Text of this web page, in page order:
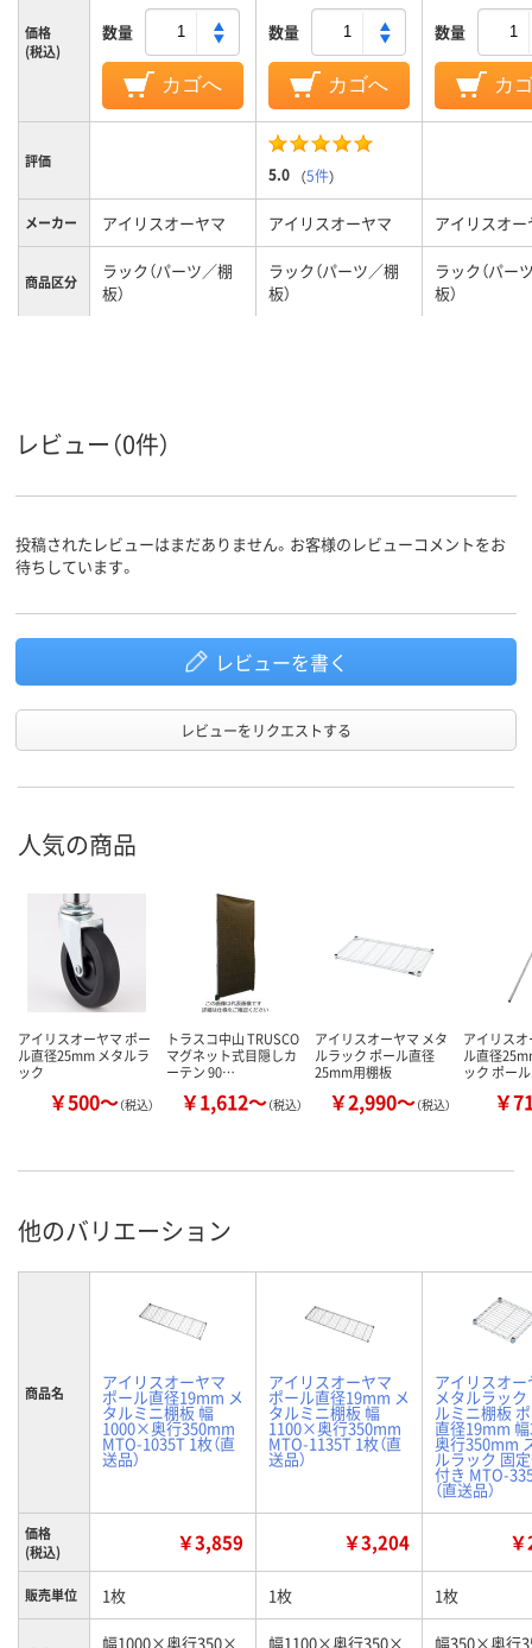
価格
(税込)
数量
カゴへ
数量
カゴへ
数量
カ
評価
5.0 （5件）
メーカー アイリスオーヤマ アイリスオーヤマ アイリスオー
商品区分
ラック（パーツ／棚
板）
ラック（パーツ／棚
板）
ラック（パー
板）
レビュー（0件）
投稿されたレビューはまだありません。お客様のレビューコメントをお
待ちしています。
レビューを書く
レビューをリクエストする
人気の商品
アイリスオーヤマ ポー
ル直径25mm メタルラ
ック
￥500～（税込）
トラスコ中山 TRUSCO
マグネット式目隠しカ
ーテン 90…
￥1,612～（税込）
アイリスオーヤマ メタ
ルラック ポール直径
25mm用棚板
￥2,990～（税込）
アイリス
ル直径
ック ポー
￥
他のバリエーション
商品名 アイリスオーヤマ
ポール直径19mm メ
タルミニ棚板 幅
1000×奥行350mm
MTO-1035T 1枚（直
送品）
アイリスオーヤマ
ポール直径19mm メ
タルミニ棚板 幅
1100×奥行350mm
MTO-1135T 1枚（直
送品）
アイリスオー
メタルラック
ルミニ棚板
直径19mm
奥行350mm
ルラック 固
付き MTO-
（直送品）
価格
(税込)
￥3,859 ￥3,204
販売単位 1枚 1枚 1枚
幅1000×奥行350×
幅1100×奥行350×
幅350×奥行